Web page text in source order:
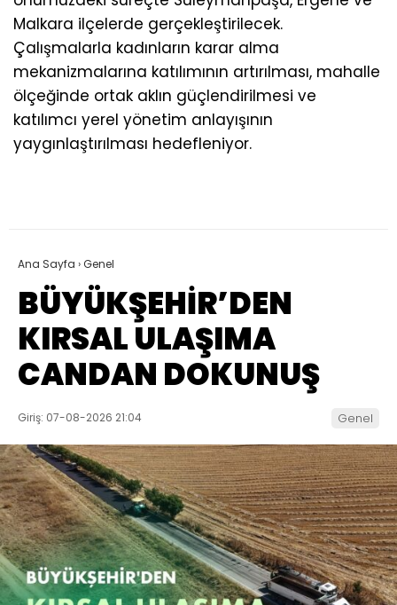
Malkara ilçelerde gerçekleştirilecek.
Çalışmalarla kadınların karar alma
mekanizmalarına katılımının artırılması, mahalle
ölçeğinde ortak aklın güçlendirilmesi ve
katılımcı yerel yönetim anlayışının
yaygınlaştırılması hedefleniyor.
Ana Sayfa ›Genel
BÜYÜKŞEHİR’DEN
KIRSAL ULAŞIMA
CANDAN DOKUNUŞ
Giriş: 07-08-2026 21:04 Genel